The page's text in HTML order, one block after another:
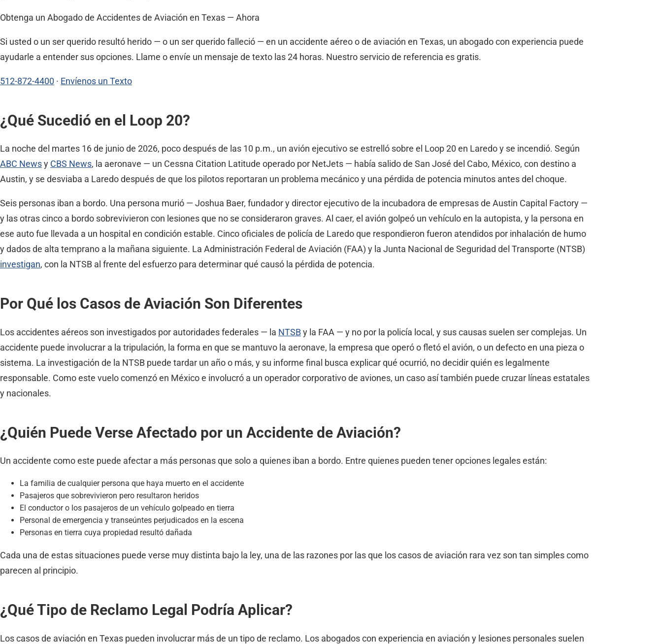
Abilene
Amarillo Austin Beaumont Corpus Christi Dallas
Obtenga un Abogado de Accidentes de Aviación en Texas — Ahora
Si usted o un ser querido resultó herido — o un ser querido falleció — en un accidente aéreo o de aviación en Texas, un abogado con experiencia puede
ayudarle a entender sus opciones. Llame o envíe un mensaje de texto las 24 horas. Nuestro servicio de referencia es gratis.
512-872-4400 · Envíenos un Texto
¿Qué Sucedió en el Loop 20?
La noche del martes 16 de junio de 2026, poco después de las 10 p.m., un avión ejecutivo se estrelló sobre el Loop 20 en Laredo y se incendió. Según
ABC Newsy CBS News, la aeronave — un Cessna Citation Latitude operado por NetJets — había salido de San José del Cabo, México, con destino a
Austin, y se desviaba a Laredo después de que los pilotos reportaran un problema mecánico y una pérdida de potencia minutos antes del choque.
Seis personas iban a bordo. Una persona murió — Joshua Baer, fundador y director ejecutivo de la incubadora de empresas de Austin Capital Factory —
y las otras cinco a bordo sobrevivieron con lesiones que no se consideraron graves. Al caer, el avión golpeó un vehículo en la autopista, y la persona en
ese auto fue llevada a un hospital en condición estable. Cinco oficiales de policía de Laredo que respondieron fueron atendidos por inhalación de humo
y dados de alta temprano a la mañana siguiente. La Administración Federal de Aviación (FAA) y la Junta Nacional de Seguridad del Transporte (NTSB)
investigan, con la NTSB al frente del esfuerzo para determinar qué causó la pérdida de potencia.
Por Qué los Casos de Aviación Son Diferentes
Los accidentes aéreos son investigados por autoridades federales — la NTSBy la FAA — y no por la policía local, y sus causas suelen ser complejas. Un
accidente puede involucrar a la tripulación, la forma en que se mantuvo la aeronave, la empresa que operó o fletó el avión, o un defecto en una pieza o
sistema. La investigación de la NTSB puede tardar un año o más, y su informe final busca explicar qué ocurrió, no decidir quién es legalmente
responsable. Como este vuelo comenzó en México e involucró a un operador corporativo de aviones, un caso así también puede cruzar líneas estatales
y nacionales.
¿Quién Puede Verse Afectado por un Accidente de Aviación?
Un accidente como este puede afectar a más personas que solo a quienes iban a bordo. Entre quienes pueden tener opciones legales están:
La familia de cualquier persona que haya muerto en el accidente
Pasajeros que sobrevivieron pero resultaron heridos
El conductor o los pasajeros de un vehículo golpeado en tierra
Personal de emergencia y transeúntes perjudicados en la escena
Personas en tierra cuya propiedad resultó dañada
Cada una de estas situaciones puede verse muy distinta bajo la ley, una de las razones por las que los casos de aviación rara vez son tan simples como
parecen al principio.
¿Qué Tipo de Reclamo Legal Podría Aplicar?
Los casos de aviación en Texas pueden involucrar más de un tipo de reclamo. Los abogados con experiencia en aviación y lesiones personales suelen